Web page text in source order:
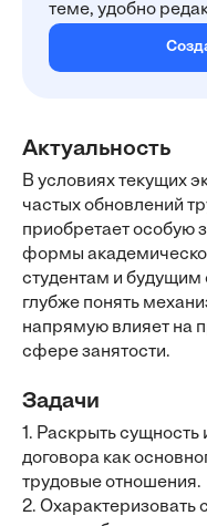
теме, удобно
Актуальность
В условиях текущих
частых обновлений
приобретает особую
формы
студентам и будущим
глубже понять
напрямую влияет на
сфере занятости.
Задачи
1. Раскрыть
договора как
трудовые отношения.
2. Охарактеризовать